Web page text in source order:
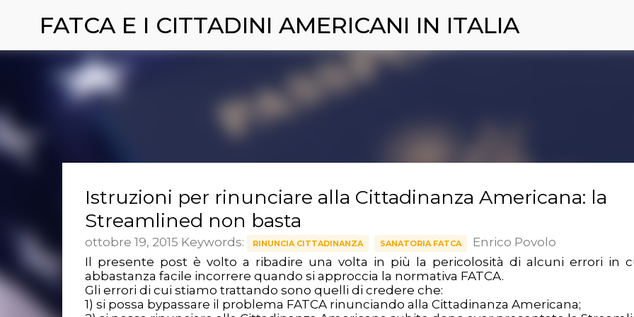
Passa ai contenuti principali
FATCA E I CITTADINI AMERICANI IN ITALIA
Istruzioni per rinunciare alla Cittadinanza Americana: la
Streamlined non basta
ottobre 19, 2015 Keywords: RINUNCIA CITTADINANZA SANATORIA FATCA
Enrico Povolo
Il presente post è volto a ribadire una volta in più la pericolosità di alcuni errori in
abbastanza facile incorrere quando si approccia la normativa FATCA.
Gli errori di cui stiamo trattando sono quelli di credere che:
1) si possa bypassare il problema FATCA rinunciando alla Cittadinanza Americana;